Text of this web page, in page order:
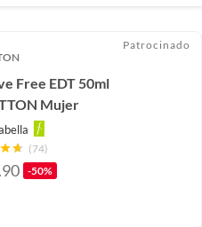
Free EDT 50ml
Mujer
(74)
-50%
Patrocinado